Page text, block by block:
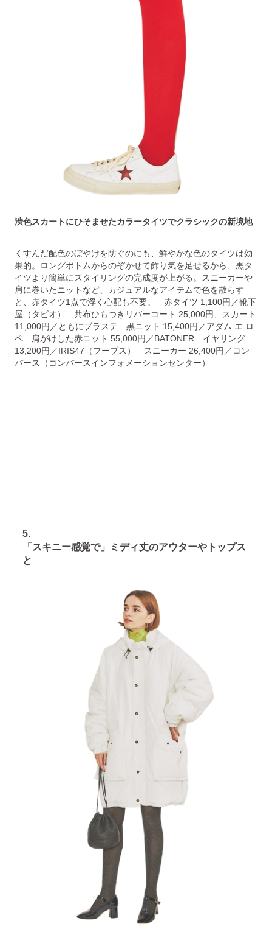
渋色スカートにひそませたカラータイツでクラシックの新境地
くすんだ配色のぼやけを防ぐのにも、鮮やかな色のタイツは効
果的。ロングボトムからのぞかせて飾り気を足せるから、黒タ
イツより簡単にスタイリングの完成度が上がる。スニーカーや
肩に巻いたニットなど、カジュアルなアイテムで色を散らす
と、赤タイツ1点で浮く心配も不要。 赤タイツ 1,100円／靴下
屋（タビオ） 共布ひもつきリバーコート 25,000円、スカート
11,000円／ともにプラステ 黒ニット 15,400円／アダム エ ロ
ペ 肩がけした赤ニット 55,000円／BATONER イヤリング
13,200円／IRIS47（フーブス） スニーカー 26,400円／コン
バース（コンバースインフォメーションセンター）
5.
「スキニー感覚で」ミディ丈のアウターやトップス
と